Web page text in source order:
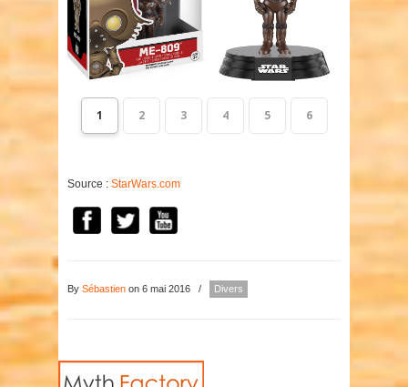
1 2 3 4 5 6
Source : StarWars.com
By Sébastien on 6 mai 2016 / Divers